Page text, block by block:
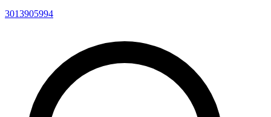
3013905994